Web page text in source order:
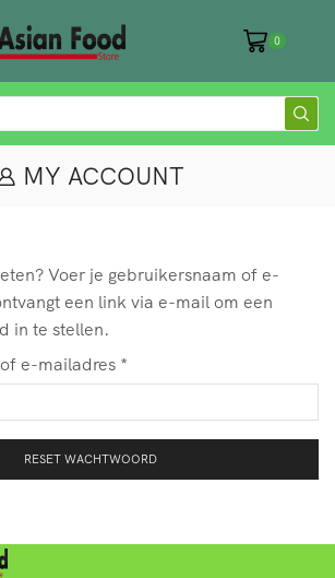
0
SEARCH
MY ACCOUNT
Voer je gebruikersnaam of e-
een link via e-mail om een
in te stellen.
e-mailadres *
RESET WACHTWOORD